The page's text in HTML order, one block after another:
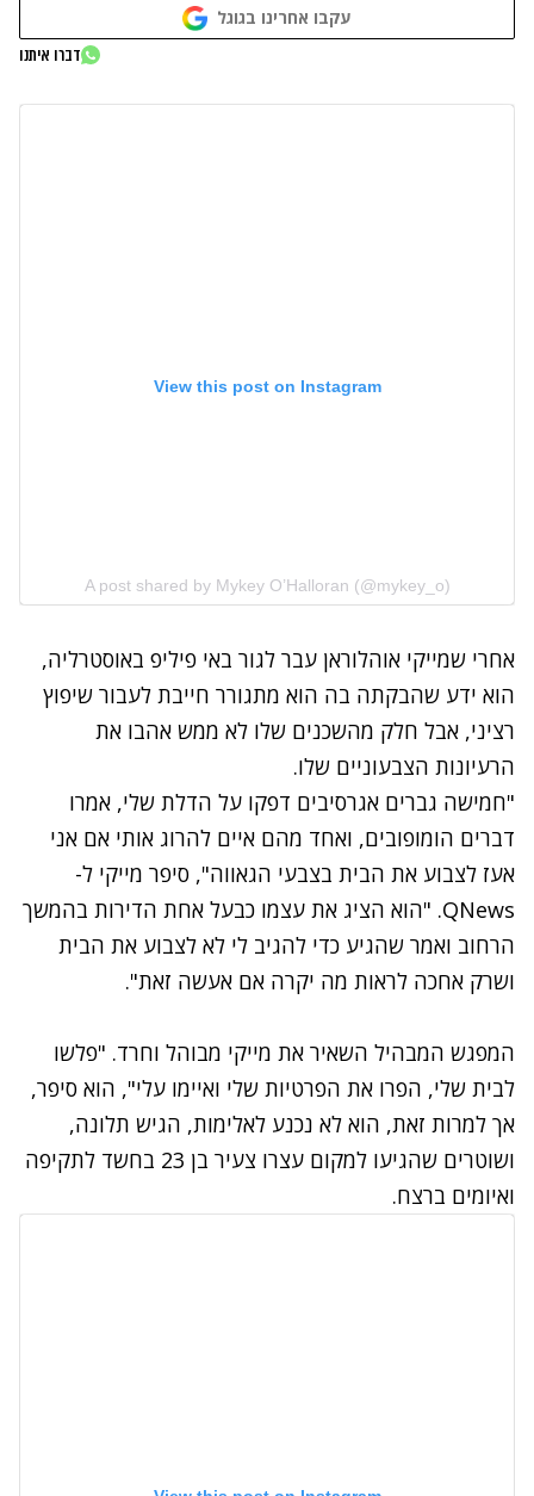
עקבו אחרינו בגוגל
דברו איתנו
View this post on Instagram
A post shared by Mykey O’Halloran (@mykey_o)
אחרי שמייקי אוהלוראן עבר לגור באי פיליפ באוסטרליה,
הוא ידע שהבקתה בה הוא מתגורר חייבת לעבור שיפוץ
רציני, אבל חלק מהשכנים שלו לא ממש אהבו את
הרעיונות הצבעוניים שלו.
"חמישה גברים אגרסיבים דפקו על הדלת שלי, אמרו
דברים הומופובים, ואחד מהם איים להרוג אותי אם אני
אעז לצבוע את הבית בצבעי הגאווה", סיפר מייקי ל-
QNews. "הוא הציג את עצמו כבעל אחת הדירות בהמשך
הרחוב ואמר שהגיע כדי להגיב לי לא לצבוע את הבית
ושרק אחכה לראות מה יקרה אם אעשה זאת".
המפגש המבהיל השאיר את מייקי מבוהל וחרד. "פלשו
לבית שלי, הפרו את הפרטיות שלי ואיימו עלי", הוא סיפר,
אך למרות זאת, הוא לא נכנע לאלימות, הגיש תלונה,
ושוטרים שהגיעו למקום עצרו צעיר בן 23 בחשד לתקיפה
ואיומים ברצח.